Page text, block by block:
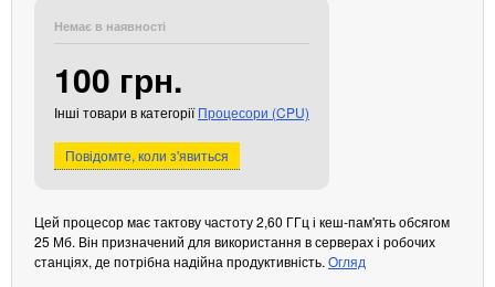
Кабелі та роз'єми
Хаби і кардридери
Фильтри та стабілізатори
Павербанки
Акумулятори
Зовнішні блоки живлення
Немає в наявності
100 грн.
Інші товари в категоріїПроцесори (CPU)
Повідомте, коли з'явиться
Цей процесор має тактову частоту 2,60 ГГц і кеш-пам'ять обсягом
25 Мб. Він призначений для використання в серверах і робочих
станціях, де потрібна надійна продуктивність. Огляд